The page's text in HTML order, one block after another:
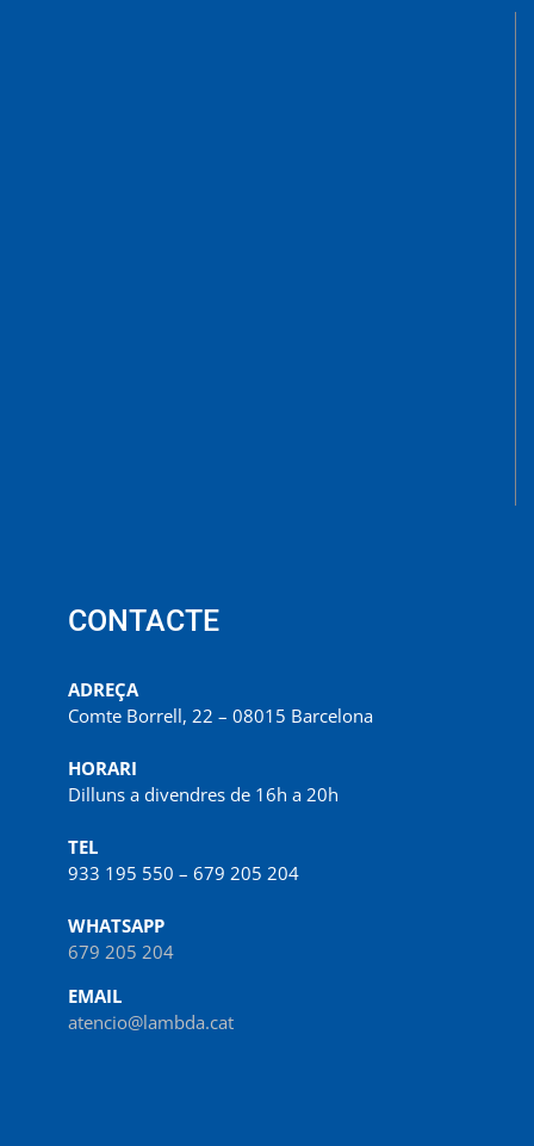
CONTACTE
ADREÇA
Comte Borrell, 22 – 08015 Barcelona
HORARI
Dilluns a divendres de 16h a 20h
TEL
933 195 550 – 679 205 204
WHATSAPP
679 205 204
EMAIL
atencio@lambda.cat